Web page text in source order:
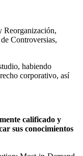
Reorganización,
Controversias,
habiendo
corporativo, así
calificado y
sus conocimientos